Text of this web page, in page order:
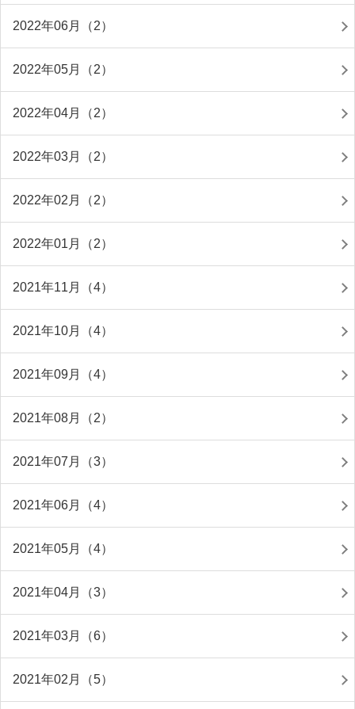
2022年06月（2）
2022年05月（2）
2022年04月（2）
2022年03月（2）
2022年02月（2）
2022年01月（2）
2021年11月（4）
2021年10月（4）
2021年09月（4）
2021年08月（2）
2021年07月（3）
2021年06月（4）
2021年05月（4）
2021年04月（3）
2021年03月（6）
2021年02月（5）